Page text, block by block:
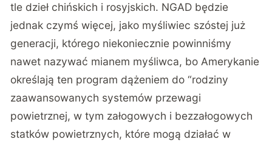
tle dzieł chińskich i rosyjskich. NGAD będzie
jednak czymś więcej, jako myśliwiec szóstej już
generacji, którego niekoniecznie powinniśmy
nawet nazywać mianem myśliwca, bo Amerykanie
określają ten program dążeniem do “rodziny
zaawansowanych systemów przewagi
powietrznej, w tym załogowych i bezzałogowych
statków powietrznych, które mogą działać w